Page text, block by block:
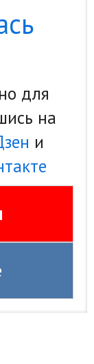
для
на
и